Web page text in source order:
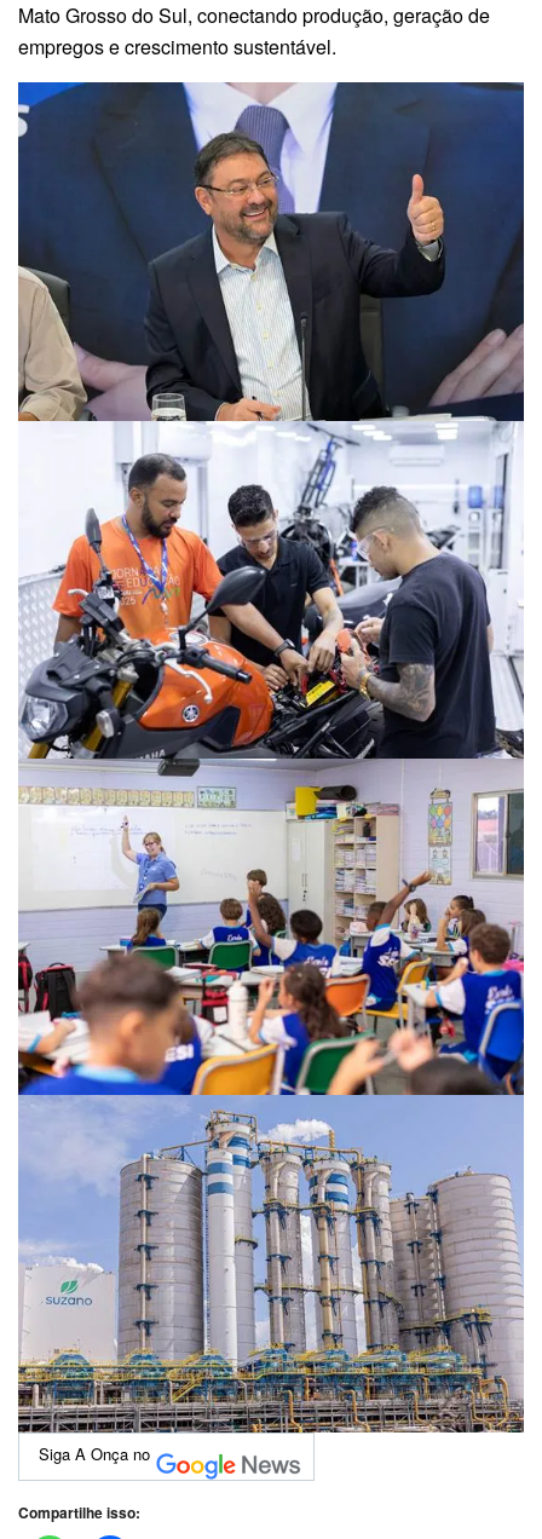
Mato Grosso do Sul, conectando produção, geração de
empregos e crescimento sustentável.
Siga A Onça no
Compartilhe isso: